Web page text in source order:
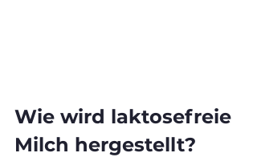
Wie wird laktosefreie
Milch hergestellt?